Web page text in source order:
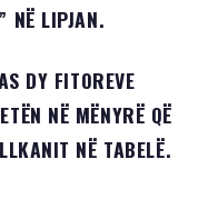
NË LIPJAN.
DY FITOREVE
NË MËNYRË QË
NË TABELË.